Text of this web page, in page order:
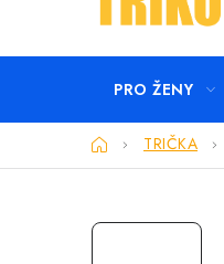
PRO ŽENY
DomůTRIČKA